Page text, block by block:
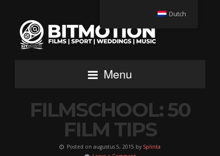
Menu
FILMSCHOOL: 50
FILM TIPS
Posted on augustus 5, 2015 by Splinta
Dutch